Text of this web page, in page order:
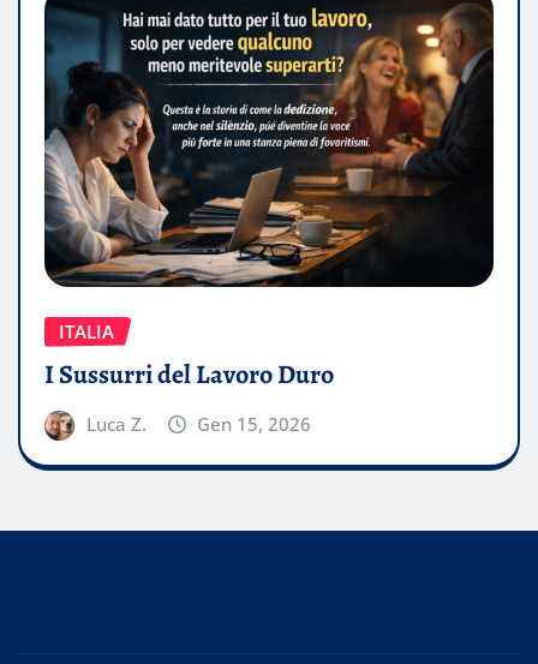
ITALIA
I Sussurri del Lavoro Duro
Luca Z. Gen 15, 2026